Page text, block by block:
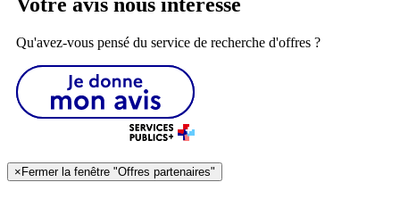
Votre avis nous intéresse
Qu'avez-vous pensé du service de recherche d'offres ?
× Fermer la fenêtre "Offres partenaires"